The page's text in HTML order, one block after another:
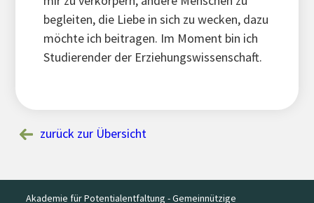
begleiten, die Liebe in sich zu wecken, dazu
möchte ich beitragen. Im Moment bin ich
Studierender der Erziehungswissenschaft.
zurück zur Übersicht
Akademie für Potentialentfaltung - Gemeinnützige